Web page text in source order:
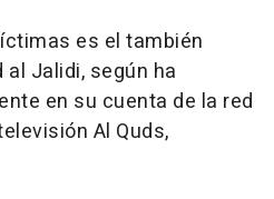
es el también
Jalidi, según ha
en su cuenta de la red
Al Quds,